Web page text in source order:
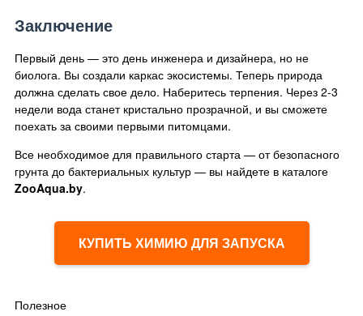
Заключение
Первый день — это день инженера и дизайнера, но не
биолога. Вы создали каркас экосистемы. Теперь природа
должна сделать свое дело. Наберитесь терпения. Через 2-3
недели вода станет кристально прозрачной, и вы сможете
поехать за своими первыми питомцами.
Все необходимое для правильного старта — от безопасного
грунта до бактериальных культур — вы найдете в каталоге
ZooAqua.by.
КУПИТЬ ХИМИЮ ДЛЯ ЗАПУСКА
Полезное